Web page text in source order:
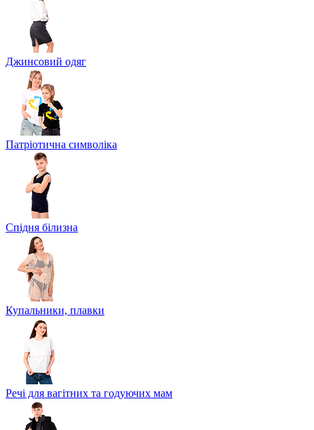
Джинсовий одяг
Патріотична символіка
Спідня білизна
Купальники, плавки
Речі для вагітних та годуючих мам